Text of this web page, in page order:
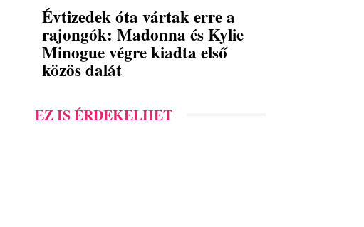
Évtizedek óta vártak erre a
rajongók: Madonna és Kylie
Minogue végre kiadta első
közös dalát
EZ IS ÉRDEKELHET